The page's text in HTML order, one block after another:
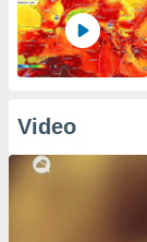
Video